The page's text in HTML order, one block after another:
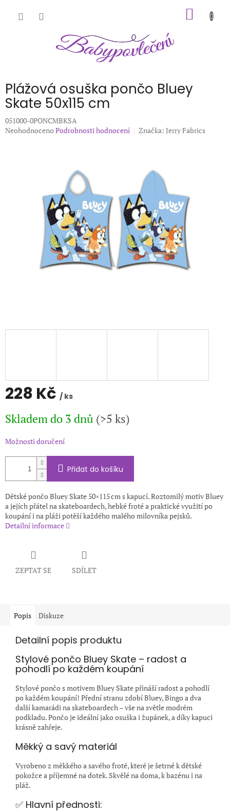
Plážová osuška pončo Bluey
Skate 50x115 cm
051000-0PONCMBKSA
Průměrné
Neohodnoceno Podrobnosti hodnocení Značka: Jerry Fabrics
228 Kč / ks
cena:
Skladem do 3 dnů (>5 ks)
Možnosti doručení
Přidat do košíku
Dětské pončo Bluey Skate 50×115 cm s kapucí. Roztomilý motiv Bluey
a jejích přátel na skateboardech, hebké froté a praktické využití po
koupání i na pláži potěší každého malého milovníka pejsků.
Detailní informace
ZEPTAT SE SDÍLET
Popis Diskuze
Detailní popis produktu
Stylové pončo Bluey Skate – radost a
pohodlí po každém koupání
Stylové pončo s motivem Bluey Skate přináší radost a pohodlí
po každém koupání! Přední stranu zdobí Bluey, Bingo a dva
další kamarádi na skateboardech – vše na světle modrém
podkladu. Pončo je ideální jako osuška i župánek, a díky kapuci
krásně zahřeje.
Měkký a savý materiál
Vyrobeno z měkkého a savého froté, které je šetrné k dětské
pokožce a příjemné na dotek. Skvělé na doma, k bazénu i na
pláž.
✅ Hlavní přednosti: